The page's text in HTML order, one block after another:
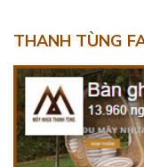
THANH TÙNG